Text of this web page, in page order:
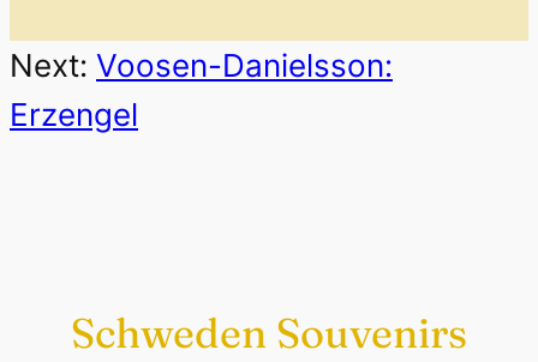
Next: Voosen-Danielsson:
Erzengel
Schweden Souvenirs